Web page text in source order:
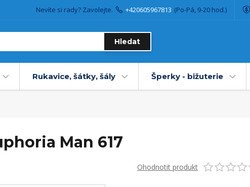
Hledat
Nevíte si rady? Zavolejte. +420605967813 (Po-Pá, 9-20 hod.)
Rukavice, šátky, šály Šperky - bižuterie
Man 617
Ohodnotit produkt